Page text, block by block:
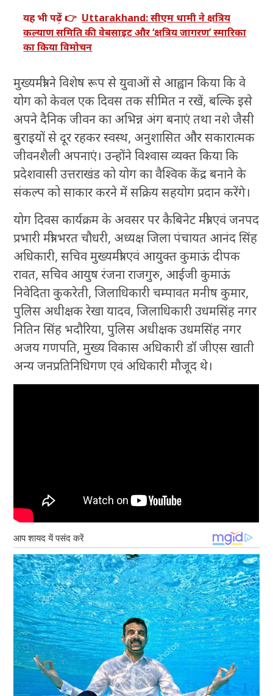
यह भी पढ़ें 👉 Uttarakhand: सीएम धामी ने क्षत्रिय
कल्याण समिति की वेबसाइट और ‘क्षत्रिय जागरण’ स्मारिका
का किया विमोचन
मुख्यमंत्री ने विशेष रूप से युवाओं से आह्वान किया कि वे
योग को केवल एक दिवस तक सीमित न रखें, बल्कि इसे
अपने दैनिक जीवन का अभिन्न अंग बनाएं तथा नशे जैसी
बुराइयों से दूर रहकर स्वस्थ, अनुशासित और सकारात्मक
जीवनशैली अपनाएं। उन्होंने विश्वास व्यक्त किया कि
प्रदेशवासी उत्तराखंड को योग का वैश्विक केंद्र बनाने के
संकल्प को साकार करने में सक्रिय सहयोग प्रदान करेंगे।
योग दिवस कार्यक्रम के अवसर पर कैबिनेट मंत्री एवं जनपद
प्रभारी मंत्री भरत चौधरी, अध्यक्ष जिला पंचायत आनंद सिंह
अधिकारी, सचिव मुख्यमंत्री एवं आयुक्त कुमाऊं दीपक
रावत, सचिव आयुष रंजना राजगुरु, आईजी कुमाऊं
निवेदिता कुकरेती, जिलाधिकारी चम्पावत मनीष कुमार,
पुलिस अधीक्षक रेखा यादव, जिलाधिकारी उधमसिंह नगर
नितिन सिंह भदौरिया, पुलिस अधीक्षक उधमसिंह नगर
अजय गणपति, मुख्य विकास अधिकारी डॉ जीएस खाती
अन्य जनप्रतिनिधिगण एवं अधिकारी मौजूद थे।